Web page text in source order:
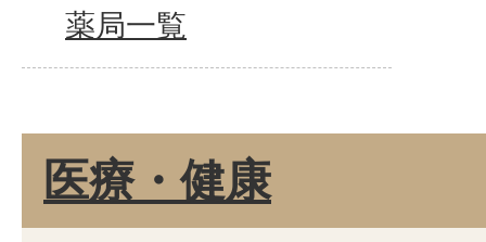
薬局一覧
医療・健康